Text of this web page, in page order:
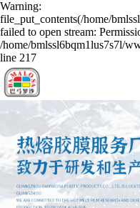
Warning:
file_put_contents(/home/
failed to open stream:
/home/bmlssl6bqm1lus7s7l/
line 217